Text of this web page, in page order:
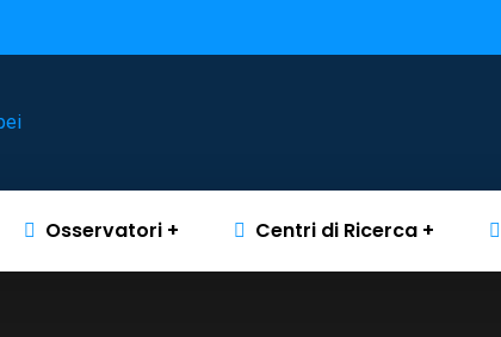
Osservatori Centri di Ricerca